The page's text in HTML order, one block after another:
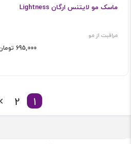
ماسک مو لایتنس ارگان Lightness
مراقبت از مو
695,000 تومان
1
2